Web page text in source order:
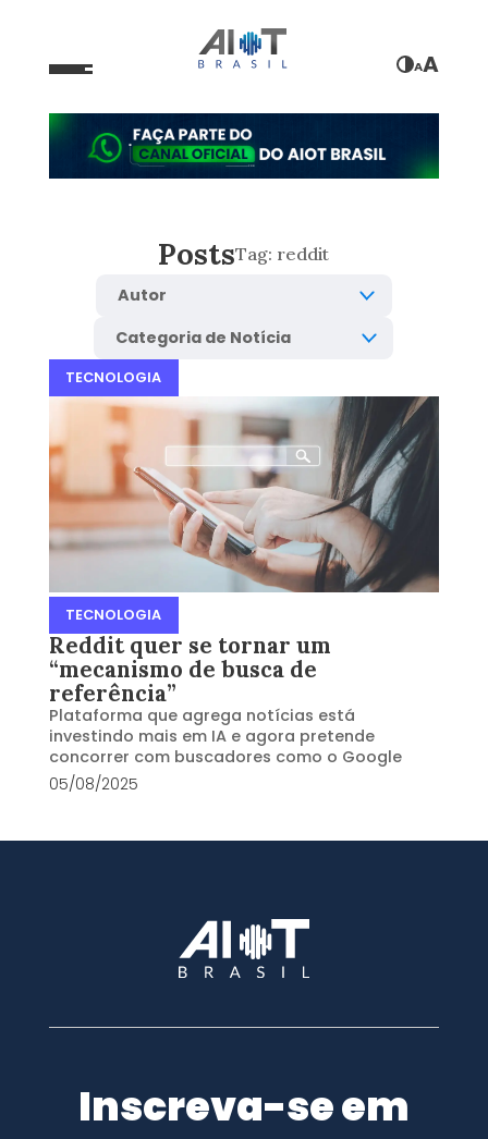
AA
PostsTag: reddit
TECNOLOGIA
TECNOLOGIA
Reddit quer se tornar um
“mecanismo de busca de
referência”
Plataforma que agrega notícias está
investindo mais em IA e agora pretende
concorrer com buscadores como o Google
05/08/2025
Inscreva-se em